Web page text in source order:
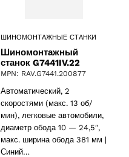
ШИНОМОНТАЖНЫЕ СТАНКИ
Шиномонтажный
станок G7441IV.22
MPN: RAV.G7441.200877
Автоматический, 2
скоростями (макс. 13 об/
мин), легковые автомобили,
диаметр обода 10 — 24,5″,
макс. ширина обода 381 мм |
Синий…